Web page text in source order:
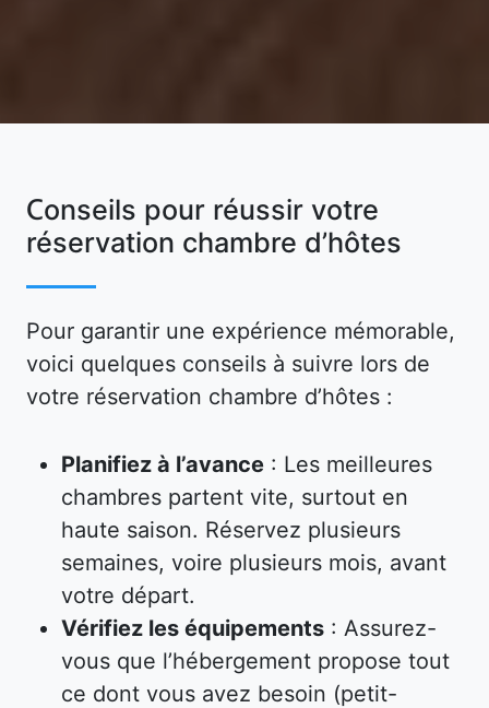
Conseils pour réussir votre
réservation chambre d’hôtes
Pour garantir une expérience mémorable,
voici quelques conseils à suivre lors de
votre réservation chambre d’hôtes :
Planifiez à l’avance : Les meilleures
chambres partent vite, surtout en
haute saison. Réservez plusieurs
semaines, voire plusieurs mois, avant
votre départ.
Vérifiez les équipements : Assurez-
vous que l’hébergement propose tout
ce dont vous avez besoin (petit-